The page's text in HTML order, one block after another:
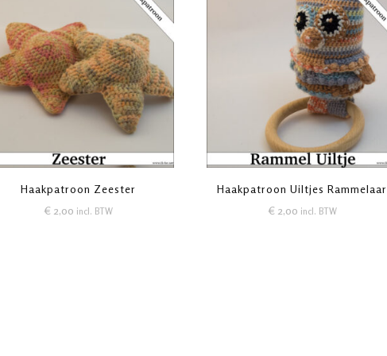
Haakpatroon Zeester
€ 2,00 incl. BTW
Haakpatroon Uiltjes Rammelaar
€ 2,00 incl. BTW